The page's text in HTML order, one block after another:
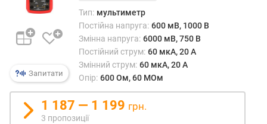
о
у
л
р
н
і
с
т
Запитати
Тип: мультиметр
Постійна напруга: 600 мВ, 1000 В
Змінна напруга: 6000 мВ, 750 В
Постійний струм: 60 мкА, 20 А
Змінний струм: 60 мкА, 20 А
Опір: 600 Ом, 60 МОм
1 187 — 1 199 грн.
3 пропозиції